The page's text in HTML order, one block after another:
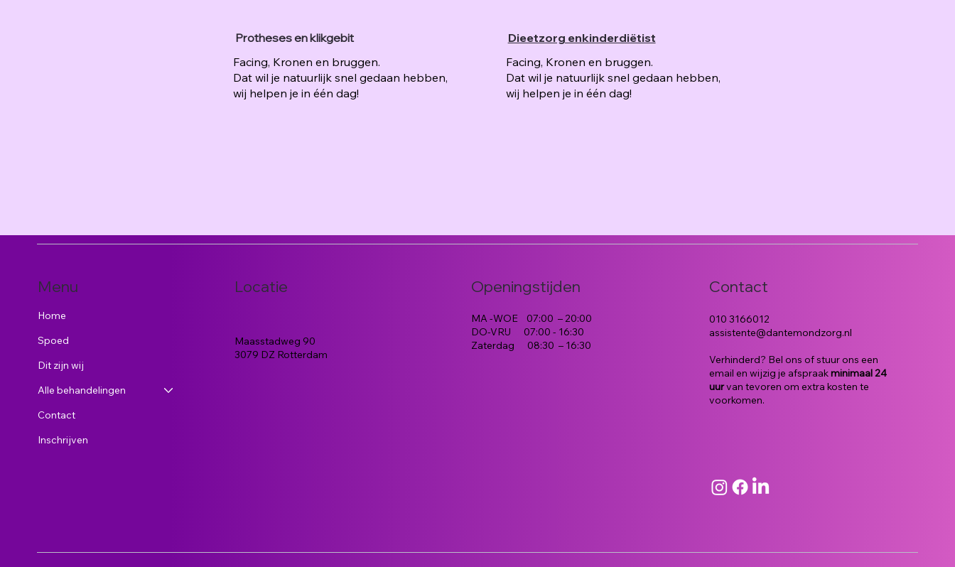
Protheses en klikgebit
Facing, Kronen en bruggen.
Dat wil je natuurlijk snel gedaan hebben,
wij helpen je in één dag!
Dieetzorg enkinderdiëtist
Facing, Kronen en bruggen.
Dat wil je natuurlijk snel gedaan hebben,
wij helpen je in één dag!
Menu
Home
Spoed
Dit zijn wij
Alle behandelingen
Contact
Inschrijven
Locatie
Maasstadweg 90
3079 DZ Rotterdam ​
Openingstijden
MA -WOE 07:00 – 20:00
DO-VRIJ 07:00 - 16:30
Zaterdag 08:30 – 16:30 ​
Contact
010 3166012
assistente@dantemondzorg.nl
Verhinderd? Bel ons of stuur ons een
email en wijzig je afspraakminimaal 24
uurvan tevoren om extra kosten te
voorkomen.